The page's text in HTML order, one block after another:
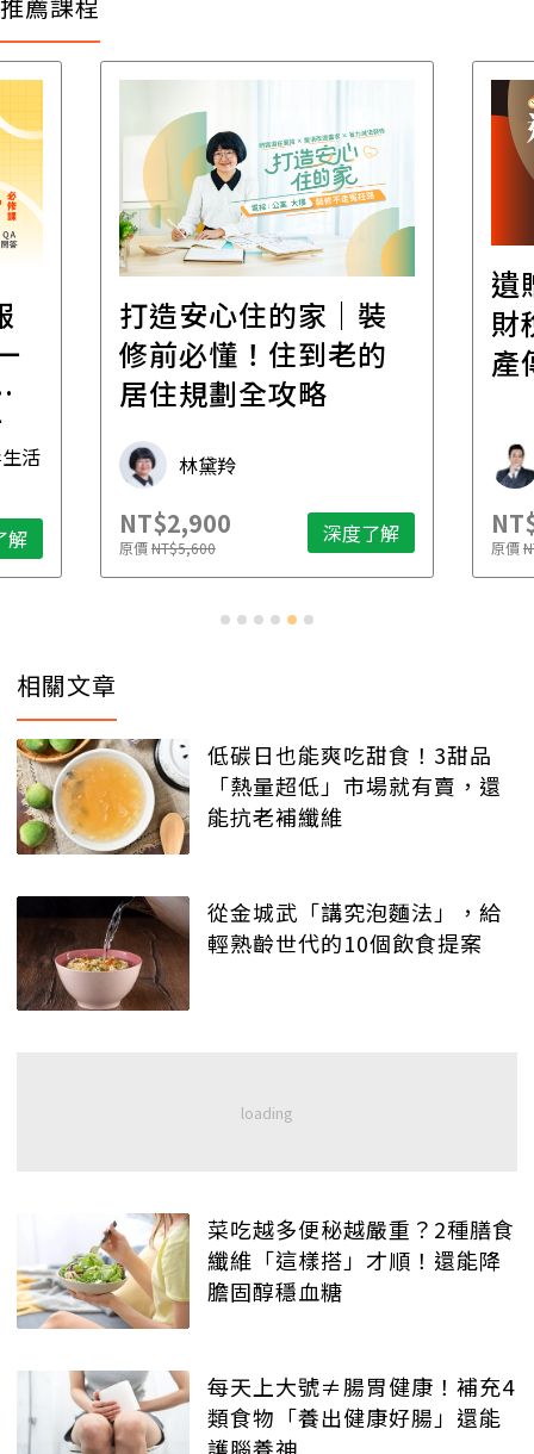
活
解
打造安心住的家｜裝
修前必懂！住到老的
居住規劃全攻略
林黛羚
NT$2,900
原價NT$5,600 深度了解
遺
財
產
原價
相關文章
低碳日也能爽吃甜食！3甜品
「熱量超低」市場就有賣，還
能抗老補纖維
從金城武「講究泡麵法」，給
輕熟齡世代的10個飲食提案
菜吃越多便秘越嚴重？2種膳食
纖維「這樣搭」才順！還能降
膽固醇穩血糖
每天上大號≠腸胃健康！補充4
類食物「養出健康好腸」還能